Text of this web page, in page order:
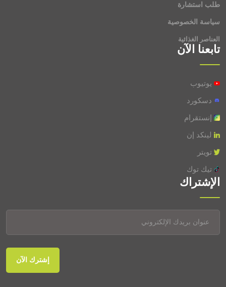
طلب استشارة
سياسة الخصوصية
العناصر الغذائية
تابعنا الآن
يوتيوب
دسكورد
إنستقرام
لينكد إن
تويتر
تيك توك
الإشتراك